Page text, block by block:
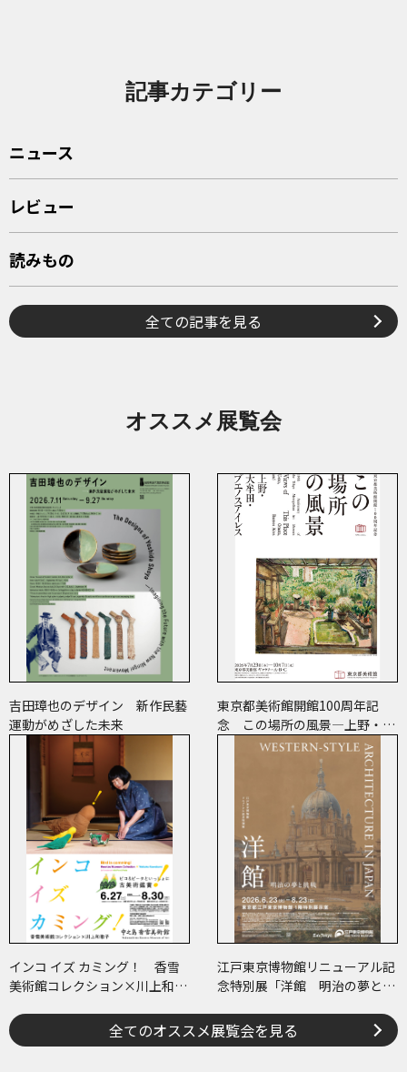
記事カテゴリー
ニュース
レビュー
読みもの
全ての記事を見る
オススメ展覧会
吉田璋也のデザイン 新作民藝
運動がめざした未来
東京都美術館開館100周年記
念 この場所の風景―上野・大
牟田・ブエノスアイレス
インコ イズ カミング！ 香雪
美術館コレクション×川上和歌
に古美術鑑賞～
江戸東京博物館リニューアル記
念特別展「洋館 明治の夢と挑
全てのオススメ展覧会を見る